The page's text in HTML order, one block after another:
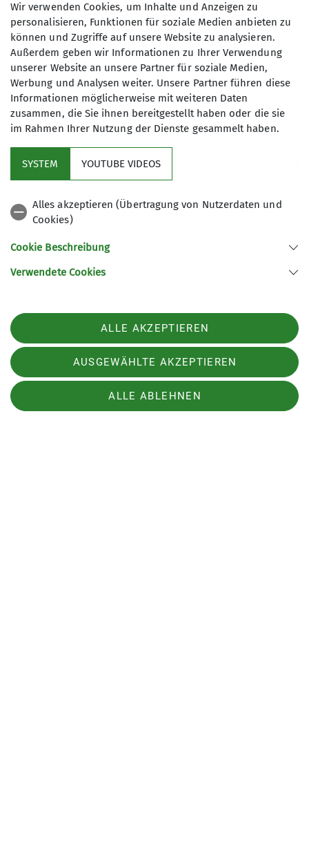
Anerkennung.
mehr erfahren
WISPO 25-Stunden Lauf im
Wiesbadener Kurpark
Wir verwenden Cookies, um Inhalte und Anzeigen zu
personalisieren, Funktionen für soziale Medien anbieten zu
können und Zugriffe auf unsere Website zu analysieren.
Außerdem geben wir Informationen zu Ihrer Verwendung
unserer Website an unsere Partner für soziale Medien,
Werbung und Analysen weiter. Unsere Partner führen diese
Informationen möglicherweise mit weiteren Daten
zusammen, die Sie ihnen bereitgestellt haben oder die sie
im Rahmen Ihrer Nutzung der Dienste gesammelt haben.
SYSTEM YOUTUBE VIDEOS
Alles akzeptieren (Übertragung von Nutzerdaten und
Cookies)
Cookie Beschreibung
Verwendete Cookies
ALLE AKZEPTIEREN
AUSGEWÄHLTE AKZEPTIEREN
ALLE ABLEHNEN